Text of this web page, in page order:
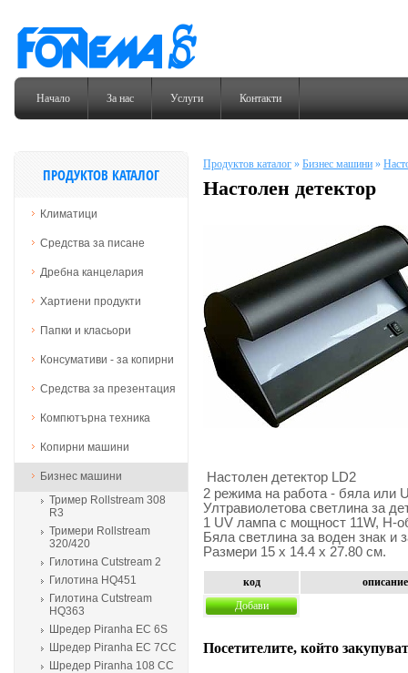
Начало За нас Услуги Контакти
ПРОДУКТОВ КАТАЛОГ
Климатици
Средства за писане
Дребна канцелария
Хартиени продукти
Папки и класьори
Консумативи - за копирни
Средства за презентация
Компютърна техника
Копирни машини
Бизнес машини
Тример Rollstream 308
R3
Тримери Rollstream
320/420
Гилотина Cutstream 2
Гилотина HQ451
Гилотина Cutstream
HQ363
Шредер Piranha EC 6S
Шредер Piranha EC 7CC
Шредер Piranha 108 CC
Продуктов каталог » Бизнес машини »
Настолен детектор
Настолен детектор LD2
2 режима на работа - бяла или
Ултравиолетова светлина за
1 UV лампа с мощност 11W, H-
Бяла светлина за воден знак и
Размери 15 х 14.4 х 27.80 см.
код
описание
Добави
Посетителите, който